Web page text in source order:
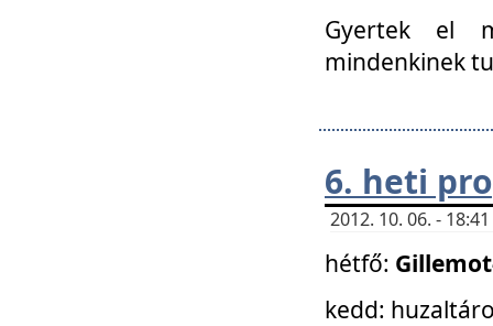
Gyertek el
mindenkinek
6. heti
2012. 10. 06. -
hétfő:
kedd: